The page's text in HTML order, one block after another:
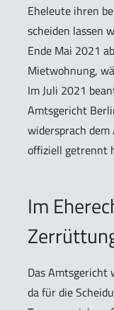
Eheleute ihren
scheiden lassen
Ende Mai 2021
Mietwohnung,
Im Juli 2021
Amtsgericht
widersprach
offiziell getrennt
Im
Das Amtsgericht
da für die